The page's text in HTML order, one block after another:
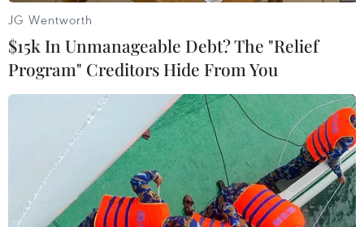
Manmohan Singh đưa ra tại Hội nghịcấp cao
ASEAN-Ấn Độ ở Thái Lan tháng 9/2009, sau khi
hai bên chính thức ký kếtHiệp định thương mại
tự do về hàng hóa ASEAN-Ấn Độ. AIBF được tổ
chức thườngniên từ năm 2011 tại Ấn Độ, với sự
tham gia của nước chủ nhà và 10 nước
thànhviên ASEAN với mục tiêu tăng cường
quan hệ thương mại, đầu tư song phương./.
JG Wentworth
$15k In Unmanageable Debt? The "Relief
Program" Creditors Hide From You